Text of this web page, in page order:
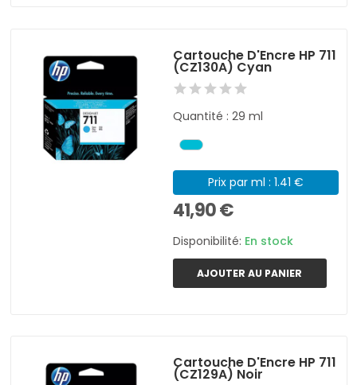
Cartouche D'Encre HP 711
(CZ130A) Cyan
Quantité : 29 ml
Prix par ml : 1.41 €
41,90 €
Disponibilité: En stock
AJOUTER AU PANIER
Cartouche D'Encre HP 711
(CZ129A) Noir